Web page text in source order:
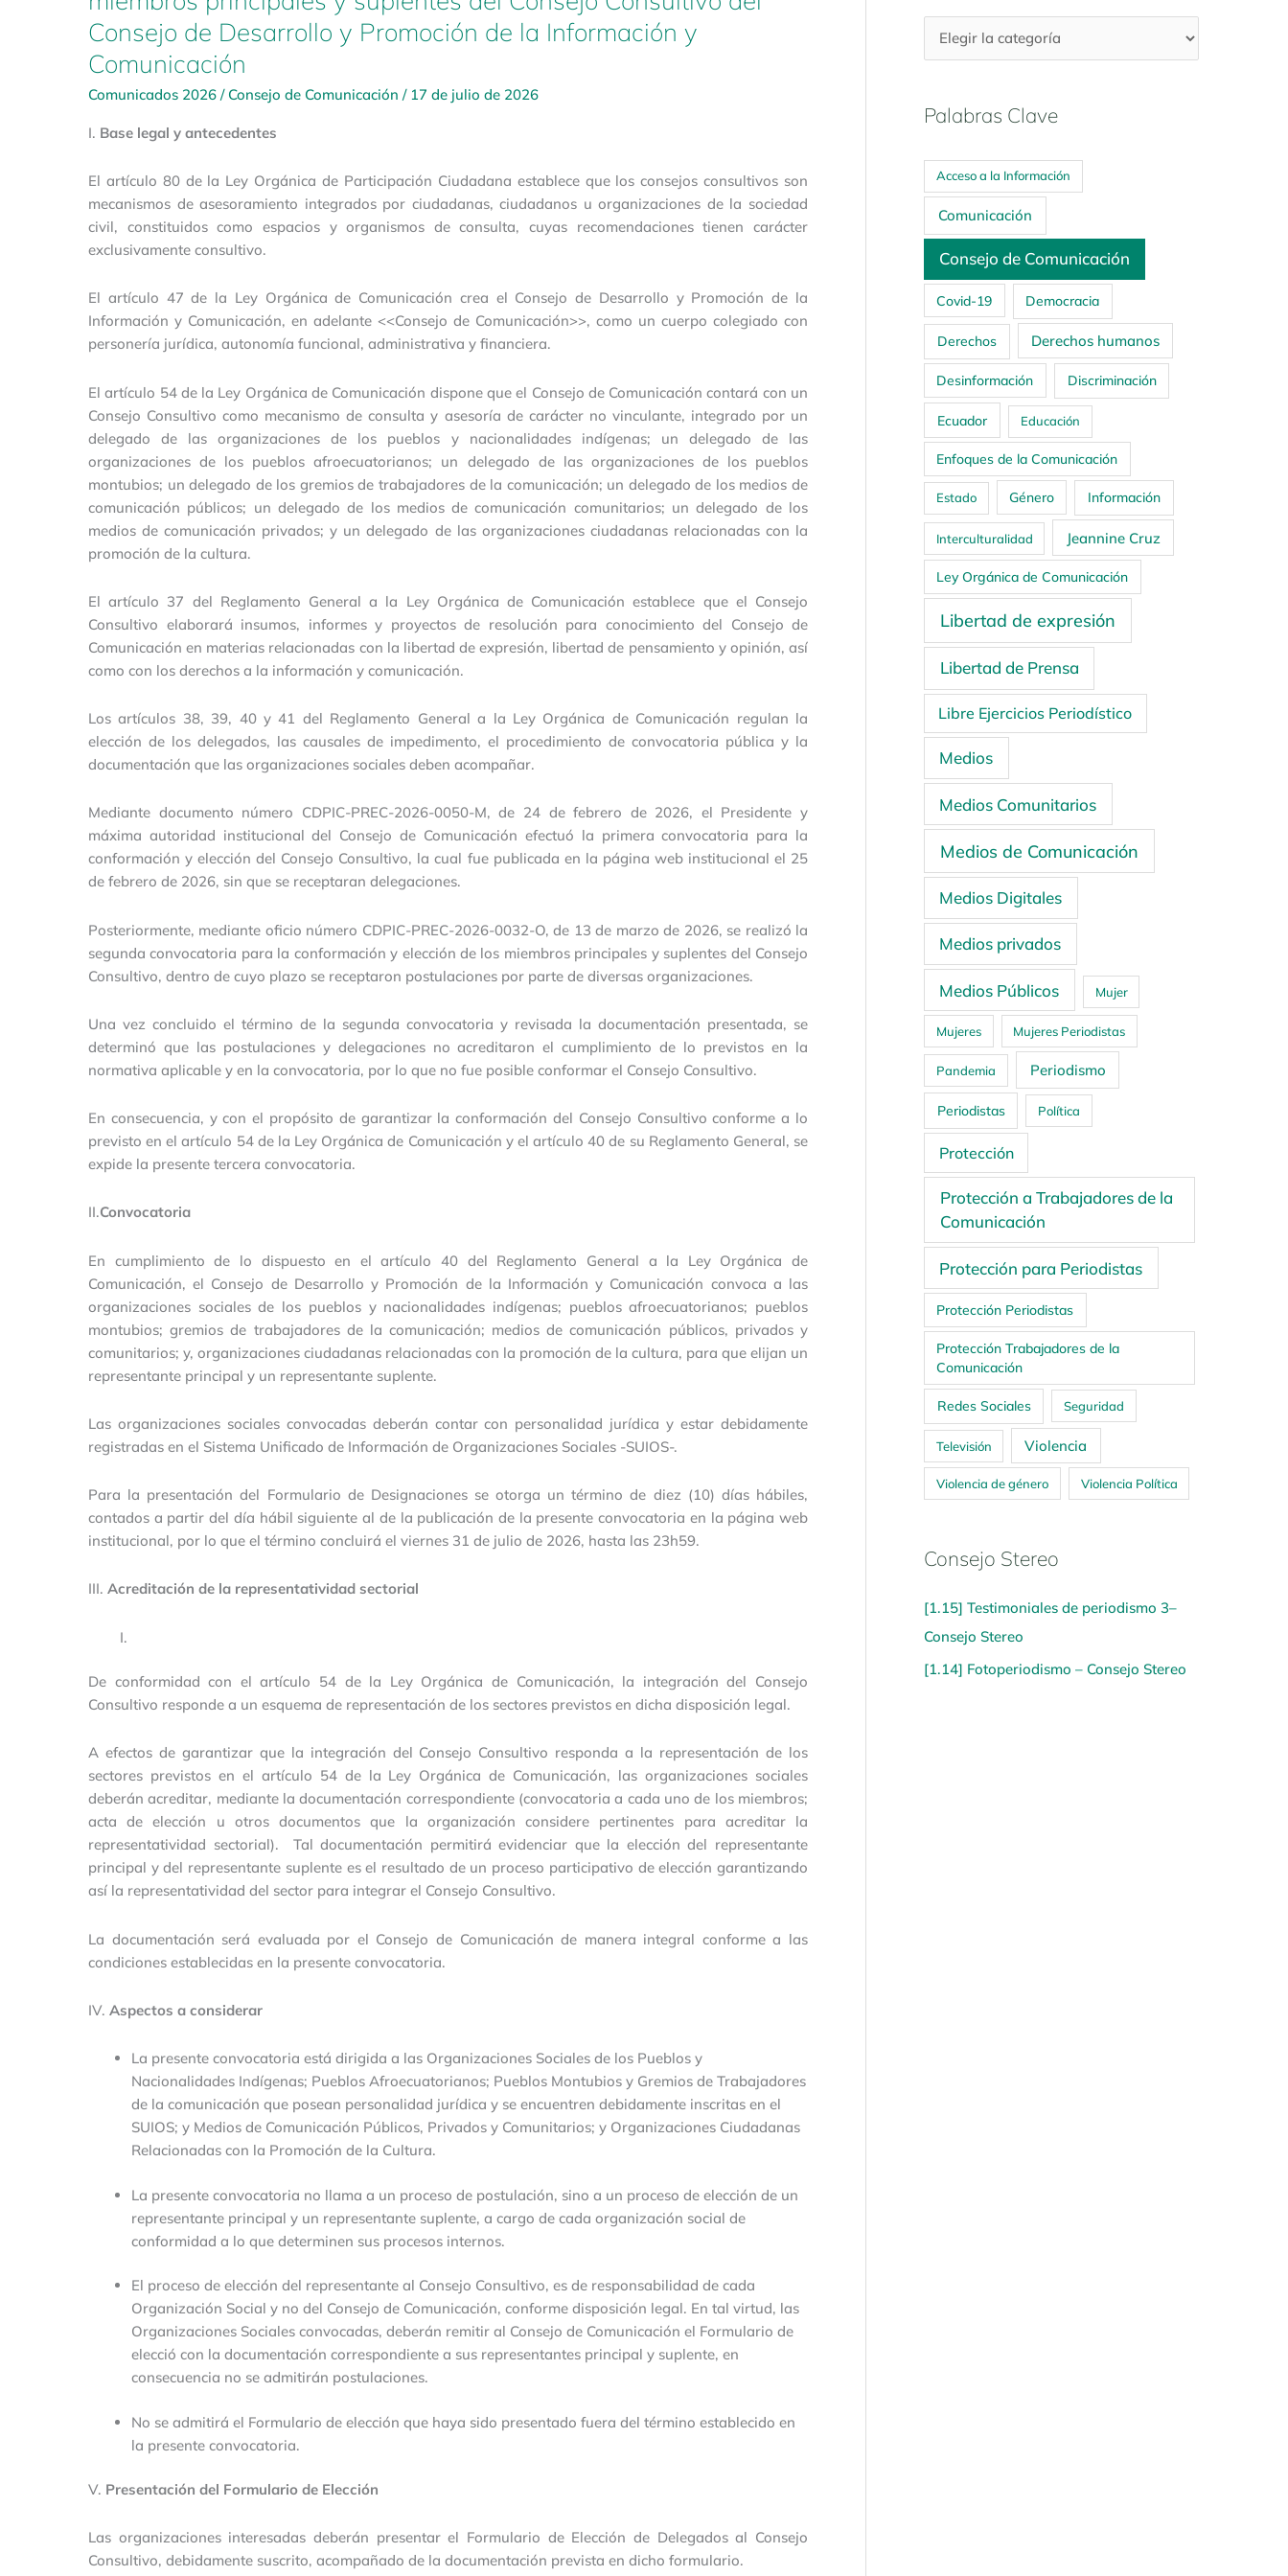
Consejo de Desarrollo y Promoción de la Información y
Comunicación
Comunicados 2026 / Consejo de Comunicación / 17 de julio de 2026
I. Base legal y antecedentes
El artículo 80 de la Ley Orgánica de Participación Ciudadana establece que los consejos consultivos son
mecanismos de asesoramiento integrados por ciudadanas, ciudadanos u organizaciones de la sociedad
civil, constituidos como espacios y organismos de consulta, cuyas recomendaciones tienen carácter
exclusivamente consultivo.
El artículo 47 de la Ley Orgánica de Comunicación crea el Consejo de Desarrollo y Promoción de la
Información y Comunicación, en adelante <<Consejo de Comunicación>>, como un cuerpo colegiado con
personería jurídica, autonomía funcional, administrativa y financiera.
El artículo 54 de la Ley Orgánica de Comunicación dispone que el Consejo de Comunicación contará con un
Consejo Consultivo como mecanismo de consulta y asesoría de carácter no vinculante, integrado por un
delegado de las organizaciones de los pueblos y nacionalidades indígenas; un delegado de las
organizaciones de los pueblos afroecuatorianos; un delegado de las organizaciones de los pueblos
montubios; un delegado de los gremios de trabajadores de la comunicación; un delegado de los medios de
comunicación públicos; un delegado de los medios de comunicación comunitarios; un delegado de los
medios de comunicación privados; y un delegado de las organizaciones ciudadanas relacionadas con la
promoción de la cultura.
El artículo 37 del Reglamento General a la Ley Orgánica de Comunicación establece que el Consejo
Consultivo elaborará insumos, informes y proyectos de resolución para conocimiento del Consejo de
Comunicación en materias relacionadas con la libertad de expresión, libertad de pensamiento y opinión, así
como con los derechos a la información y comunicación.
Los artículos 38, 39, 40 y 41 del Reglamento General a la Ley Orgánica de Comunicación regulan la
elección de los delegados, las causales de impedimento, el procedimiento de convocatoria pública y la
documentación que las organizaciones sociales deben acompañar.
Mediante documento número CDPIC-PREC-2026-0050-M, de 24 de febrero de 2026, el Presidente y
máxima autoridad institucional del Consejo de Comunicación efectuó la primera convocatoria para la
conformación y elección del Consejo Consultivo, la cual fue publicada en la página web institucional el 25
de febrero de 2026, sin que se receptaran delegaciones.
Posteriormente, mediante oficio número CDPIC-PREC-2026-0032-O, de 13 de marzo de 2026, se realizó la
segunda convocatoria para la conformación y elección de los miembros principales y suplentes del Consejo
Consultivo, dentro de cuyo plazo se receptaron postulaciones por parte de diversas organizaciones.
Una vez concluido el término de la segunda convocatoria y revisada la documentación presentada, se
determinó que las postulaciones y delegaciones no acreditaron el cumplimiento de lo previstos en la
normativa aplicable y en la convocatoria, por lo que no fue posible conformar el Consejo Consultivo.
En consecuencia, y con el propósito de garantizar la conformación del Consejo Consultivo conforme a lo
previsto en el artículo 54 de la Ley Orgánica de Comunicación y el artículo 40 de su Reglamento General, se
expide la presente tercera convocatoria.
II.Convocatoria
En cumplimiento de lo dispuesto en el artículo 40 del Reglamento General a la Ley Orgánica de
Comunicación, el Consejo de Desarrollo y Promoción de la Información y Comunicación convoca a las
organizaciones sociales de los pueblos y nacionalidades indígenas; pueblos afroecuatorianos; pueblos
montubios; gremios de trabajadores de la comunicación; medios de comunicación públicos, privados y
comunitarios; y, organizaciones ciudadanas relacionadas con la promoción de la cultura, para que elijan un
representante principal y un representante suplente.
Las organizaciones sociales convocadas deberán contar con personalidad jurídica y estar debidamente
registradas en el Sistema Unificado de Información de Organizaciones Sociales -SUIOS-.
Para la presentación del Formulario de Designaciones se otorga un término de diez (10) días hábiles,
contados a partir del día hábil siguiente al de la publicación de la presente convocatoria en la página web
institucional, por lo que el término concluirá el viernes 31 de julio de 2026, hasta las 23h59.
III. Acreditación de la representatividad sectorial
De conformidad con el artículo 54 de la Ley Orgánica de Comunicación, la integración del Consejo
Consultivo responde a un esquema de representación de los sectores previstos en dicha disposición legal.
A efectos de garantizar que la integración del Consejo Consultivo responda a la representación de los
sectores previstos en el artículo 54 de la Ley Orgánica de Comunicación, las organizaciones sociales
deberán acreditar, mediante la documentación correspondiente (convocatoria a cada uno de los miembros;
acta de elección u otros documentos que la organización considere pertinentes para acreditar la
representatividad sectorial). Tal documentación permitirá evidenciar que la elección del representante
principal y del representante suplente es el resultado de un proceso participativo de elección garantizando
así la representatividad del sector para integrar el Consejo Consultivo.
La documentación será evaluada por el Consejo de Comunicación de manera integral conforme a las
condiciones establecidas en la presente convocatoria.
IV. Aspectos a considerar
La presente convocatoria está dirigida a las Organizaciones Sociales de los Pueblos y
Nacionalidades Indígenas; Pueblos Afroecuatorianos; Pueblos Montubios y Gremios de Trabajadores
de la comunicación que posean personalidad jurídica y se encuentren debidamente inscritas en el
SUIOS; y Medios de Comunicación Públicos, Privados y Comunitarios; y Organizaciones Ciudadanas
Relacionadas con la Promoción de la Cultura.
La presente convocatoria no llama a un proceso de postulación, sino a un proceso de elección de un
representante principal y un representante suplente, a cargo de cada organización social de
conformidad a lo que determinen sus procesos internos.
El proceso de elección del representante al Consejo Consultivo, es de responsabilidad de cada
Organización Social y no del Consejo de Comunicación, conforme disposición legal. En tal virtud, las
Organizaciones Sociales convocadas, deberán remitir al Consejo de Comunicación el Formulario de
elecció con la documentación correspondiente a sus representantes principal y suplente, en
consecuencia no se admitirán postulaciones.
No se admitirá el Formulario de elección que haya sido presentado fuera del término establecido en
la presente convocatoria.
V. Presentación del Formulario de Elección
Las organizaciones interesadas deberán presentar el Formulario de Elección de Delegados al Consejo
Consultivo, debidamente suscrito, acompañado de la documentación prevista en dicho formulario.
de
la
Información
y
Palabras Clave
Acceso a la Información
Comunicación
Consejo de Comunicación
Covid-19 Democracia
Derechos Derechos humanos
Desinformación Discriminación
Ecuador Educación
Enfoques de la Comunicación
Estado Género Información
Interculturalidad Jeannine Cruz
Ley Orgánica de Comunicación
Libertad de expresión
Libertad de Prensa
Libre Ejercicios Periodístico
Medios
Medios Comunitarios
Medios de Comunicación
Medios Digitales
Medios privados
Medios Públicos Mujer
Mujeres Mujeres Periodistas
Pandemia Periodismo
Periodistas Política
Protección
Protección a Trabajadores de la
Comunicación
Protección para Periodistas
Protección Periodistas
Protección Trabajadores de la
Comunicación
Redes Sociales Seguridad
Televisión Violencia
Violencia de género Violencia Política
Consejo Stereo
[1.15] Testimoniales de periodismo 3–
Consejo Stereo
[1.14] Fotoperiodismo – Consejo Stereo